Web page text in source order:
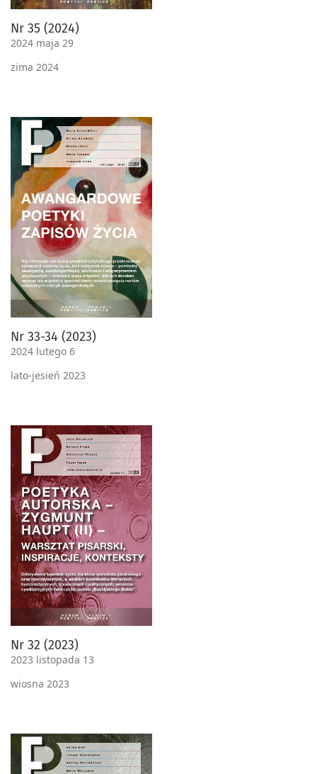
Nr 35 (2024)
2024 maja 29
zima 2024
Nr 33-34 (2023)
2024 lutego 6
lato-jesień 2023
Nr 32 (2023)
2023 listopada 13
wiosna 2023